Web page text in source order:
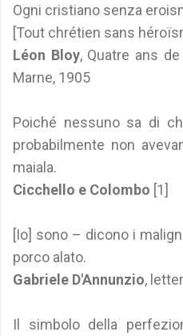
Ogni cristiano senza
[Tout chrétien sans
Léon Bloy, Quatre ans
Marne, 1905
Poiché nessuno sa di
probabilmente non
maiala.
Cicchello e Colombo [1]
[Io] sono – dicono i
porco alato.
Gabriele D'Annunzio,
Il simbolo della